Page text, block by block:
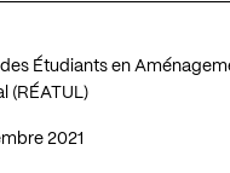
Étudiants en
(RÉATUL)
2021